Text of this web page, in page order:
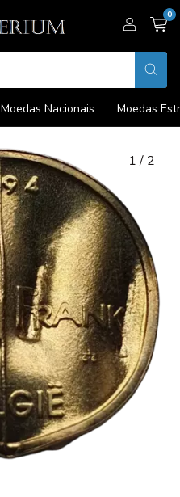
0
Moedas Nacionais Moedas
1/ 2